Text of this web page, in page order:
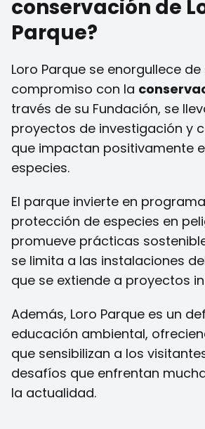
conservación de
Parque?
Loro Parque se enorgullece
compromiso con la
través de su Fundación, se
proyectos de investigación y
que impactan positivamente
especies.
El parque invierte en
protección de especies en
promueve prácticas
se limita a las instalaciones
que se extiende a proyectos
Además, Loro Parque es un
educación ambiental,
que sensibilizan a los
desafíos que enfrentan
la actualidad.